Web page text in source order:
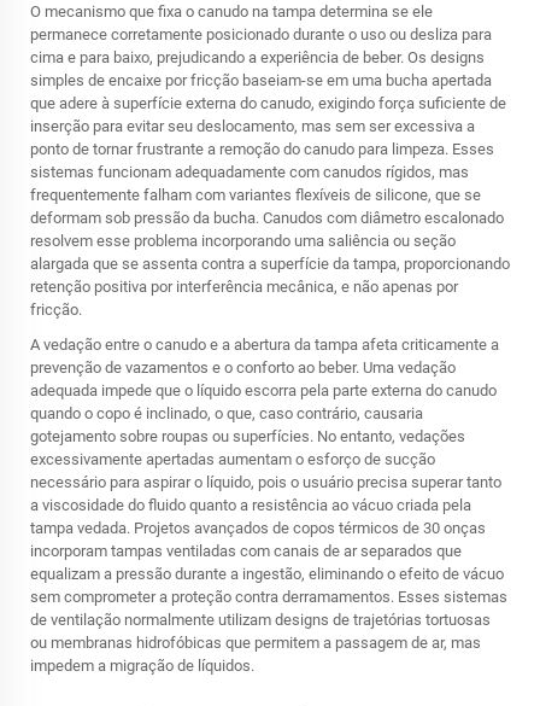
O mecanismo que fixa o canudo na tampa determina se ele
permanece corretamente posicionado durante o uso ou desliza para
cima e para baixo, prejudicando a experiência de beber. Os designs
simples de encaixe por fricção baseiam-se em uma bucha apertada
que adere à superfície externa do canudo, exigindo força suficiente de
inserção para evitar seu deslocamento, mas sem ser excessiva a
ponto de tornar frustrante a remoção do canudo para limpeza. Esses
sistemas funcionam adequadamente com canudos rígidos, mas
frequentemente falham com variantes flexíveis de silicone, que se
deformam sob pressão da bucha. Canudos com diâmetro escalonado
resolvem esse problema incorporando uma saliência ou seção
alargada que se assenta contra a superfície da tampa, proporcionando
retenção positiva por interferência mecânica, e não apenas por
fricção.
A vedação entre o canudo e a abertura da tampa afeta criticamente a
prevenção de vazamentos e o conforto ao beber. Uma vedação
adequada impede que o líquido escorra pela parte externa do canudo
quando o copo é inclinado, o que, caso contrário, causaria
gotejamento sobre roupas ou superfícies. No entanto, vedações
excessivamente apertadas aumentam o esforço de sucção
necessário para aspirar o líquido, pois o usuário precisa superar tanto
a viscosidade do fluido quanto a resistência ao vácuo criada pela
tampa vedada. Projetos avançados de copos térmicos de 30 onças
incorporam tampas ventiladas com canais de ar separados que
equalizam a pressão durante a ingestão, eliminando o efeito de vácuo
sem comprometer a proteção contra derramamentos. Esses sistemas
de ventilação normalmente utilizam designs de trajetórias tortuosas
ou membranas hidrofóbicas que permitem a passagem de ar, mas
impedem a migração de líquidos.